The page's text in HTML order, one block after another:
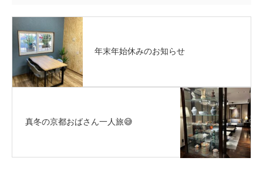
年末年始休みのお知らせ
真冬の京都おばさん一人旅😅